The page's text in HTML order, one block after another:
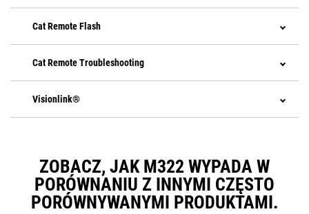
Cat Remote Flash
Cat Remote Troubleshooting
Visionlink®
ZOBACZ, JAK M322 WYPADA W
PORÓWNANIU Z INNYMI CZĘSTO
PORÓWNYWANYMI PRODUKTAMI.